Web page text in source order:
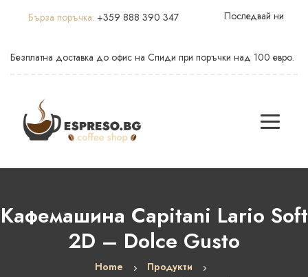
Бърза поръчка: +359 888 390 347 Последвай ни
Безплатна доставка до офис на Спиди при поръчки над 100 евро.
Кафемашина Capitani Lario Soft
2D – Dolce Gusto
Home
Продукти